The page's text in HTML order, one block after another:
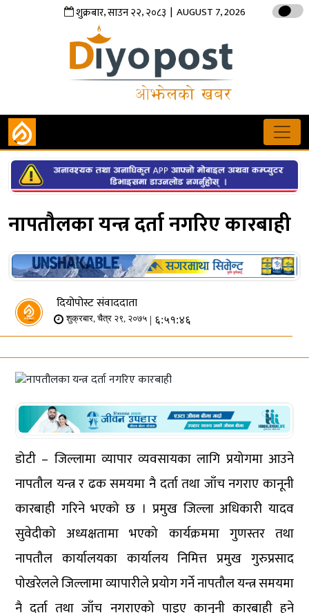
शुक्रबार,साउन२२,२०८३ | AUGUST 7, 2026
नापतौलका यन्त्र दर्ता नगरिए कारबाही
दियोपोस्ट संवाददाता
शुक्रबार, चैत्र २९, २०७५ | ६:५१:४६
डोटी – जिल्लामा व्यापार व्यवसायका लागि प्रयोगमा आउने
नापतौल यन्त्र र ढक समयमा नै दर्ता तथा जाँच नगराए कानूनी
कारबाही गरिने भएको छ । प्रमुख जिल्ला अधिकारी यादव
सुवेदीको अध्यक्षतामा भएको कार्यक्रममा गुणस्तर तथा
नापतौल कार्यालयका कार्यालय निमित्त प्रमुख गुरुप्रसाद
पोखरेलले जिल्लामा व्यापारीले प्रयोग गर्ने नापतौल यन्त्र समयमा